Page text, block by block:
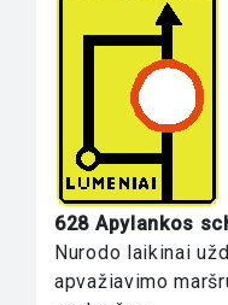
628 Apylankos
Nurodo laikinai
apvažiavimo